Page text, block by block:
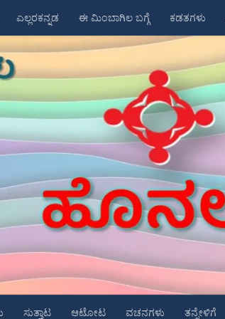
ಎಲ್ಲರಕನ್ನಡ ಈ ಮಿಂಬಾಗಿಲ ಬಗ್ಗೆ ಕಡತಗಳು
ಸುತ್ತಾಟ ಆಟೋಟ ವಚನಗಳು ತನ್ನೇಳಿಗೆ